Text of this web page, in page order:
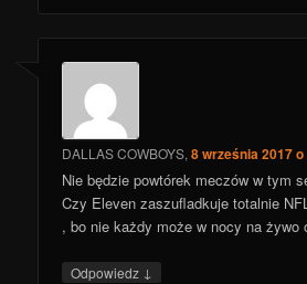
DALLAS COWBOYS,8 września 2017
Nie będzie powtórek meczów w tym
Czy Eleven zaszufladkuje totalnie
, bo nie każdy może w nocy na żywo
Odpowiedz ↓